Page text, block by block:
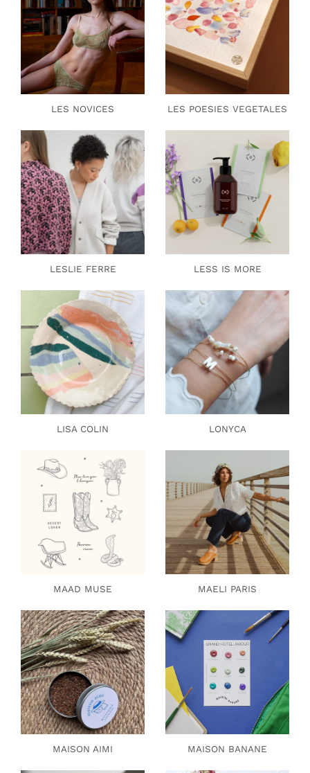
LES NOVICES LES POESIES VEGETALES
LESLIE FERRE LESS IS MORE
LISA COLIN LONYCA
MAAD MUSE MAELI PARIS
MAISON AIMI MAISON BANANE